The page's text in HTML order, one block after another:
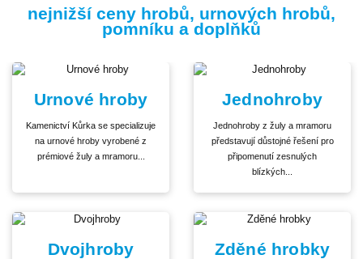
nejnižší ceny hrobů, urnových hrobů,
pomníku a doplňků
Urnové hroby
Kamenictví Kůrka se specializuje
na urnové hroby vyrobené z
prémiové žuly a mramoru...
Jednohroby
Jednohroby z žuly a mramoru
představují důstojné řešení pro
připomenutí zesnulých
blízkých...
Dvojhroby Zděné hrobky